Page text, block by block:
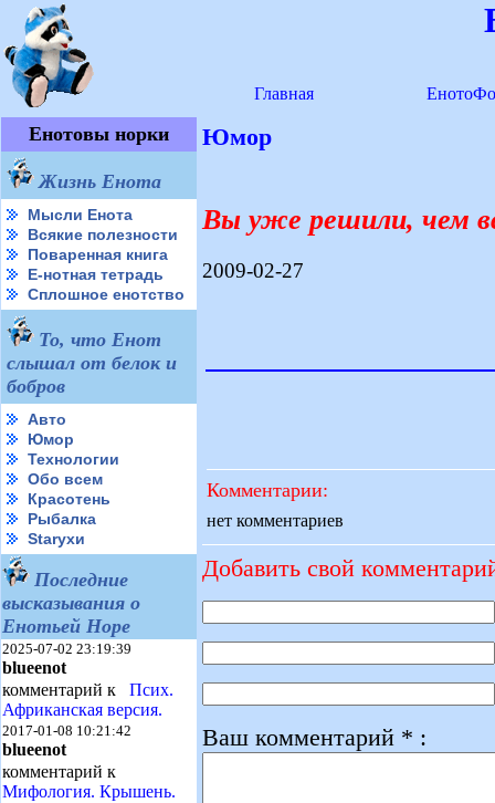
Главная
Енотовы норки
Жизнь Енота
Мысли Енота
Всякие полезности
Поваренная книга
Е-нотная тетрадь
Сплошное енотство
То, что Енот
слышал от белок и
бобров
Авто
Юмор
Технологии
Обо всем
Красотень
Рыбалка
Starухи
Последние
высказывания о
Енотьей Норе
2025-07-02 23:19:39
blueenot
комментарий к Псих.
Африканская версия.
2017-01-08 10:21:42
blueenot
комментарий к
Мифология. Крышень.
Юмор
Вы уже решили, чем
2009-02-27
Комментарии:
нет комментариев
Добавить свой
Ваш комментарий * :